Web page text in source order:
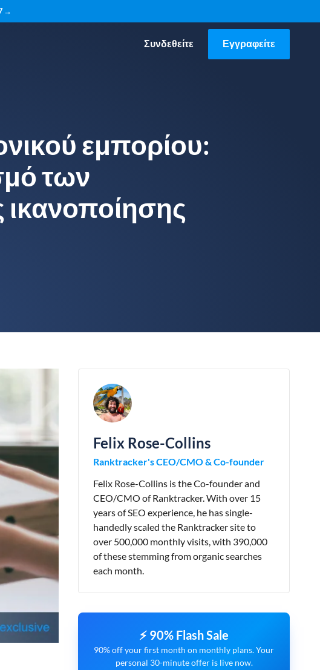
→
Συνδεθείτε Εγγραφείτε
εμπορίου:
των
ικανοποίησης
Felix Rose-Collins
Ranktracker's CEO/CMO & Co-founder
Felix Rose-Collins is the Co-founder and
CEO/CMO of Ranktracker. With over 15
years of SEO experience, he has single-
handedly scaled the Ranktracker site to
over 500,000 monthly visits, with 390,000
of these stemming from organic searches
each month.
⚡ 90% Flash Sale
90% off your first month on monthly plans. Your
personal 30-minute offer is live now.